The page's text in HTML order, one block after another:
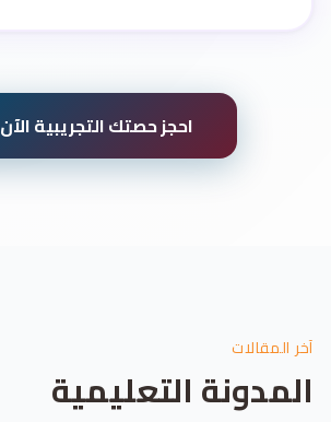
احجز حصتك التجريبية الآن
آخر المقالات
المدونة التعليمية